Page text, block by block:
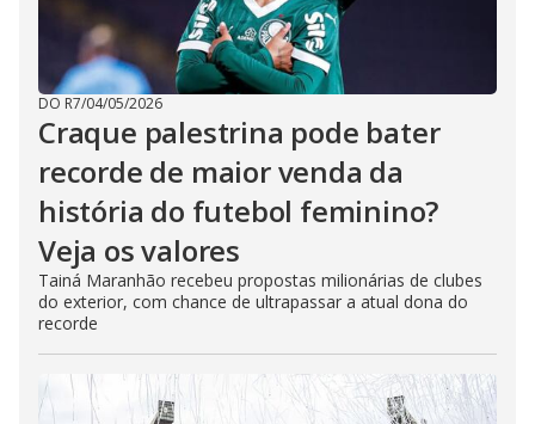
DO R7/04/05/2026
Craque palestrina pode bater
recorde de maior venda da
história do futebol feminino?
Veja os valores
Tainá Maranhão recebeu propostas milionárias de clubes
do exterior, com chance de ultrapassar a atual dona do
recorde